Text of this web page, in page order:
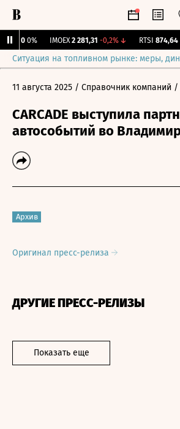
0% IMOEX 2 281,31 -0,2%↓ RTSI 874,64 -
Ситуация на топливном рынке: меры,
11 августа 2025 / Справочник компаний /
CARCADE выступила
автособытий во
Архив
Оригинал пресс-релиза
ДРУГИЕ ПРЕСС-РЕЛИЗЫ
Показать еще